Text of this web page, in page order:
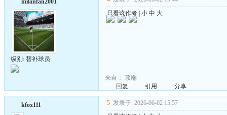
milanfan2001
级别: 替补球员
只看该作者 小 中 大
来自： 顶端
回复
引用 分享
kfox111 5 发表于: 2026-06-02 15:57